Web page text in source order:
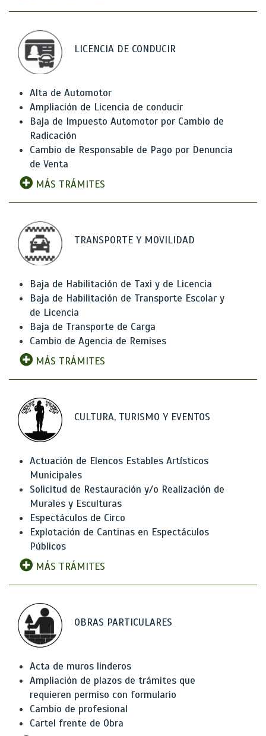
LICENCIA DE CONDUCIR
Alta de Automotor
Ampliación de Licencia de conducir
Baja de Impuesto Automotor por Cambio de
Radicación
Cambio de Responsable de Pago por Denuncia
de Venta
MÁS TRÁMITES
TRANSPORTE Y MOVILIDAD
Baja de Habilitación de Taxi y de Licencia
Baja de Habilitación de Transporte Escolar y
de Licencia
Baja de Transporte de Carga
Cambio de Agencia de Remises
MÁS TRÁMITES
CULTURA, TURISMO Y EVENTOS
Actuación de Elencos Estables Artísticos
Municipales
Solicitud de Restauración y/o Realización de
Murales y Esculturas
Espectáculos de Circo
Explotación de Cantinas en Espectáculos
Públicos
MÁS TRÁMITES
OBRAS PARTICULARES
Acta de muros linderos
Ampliación de plazos de trámites que
requieren permiso con formulario
Cambio de profesional
Cartel frente de Obra